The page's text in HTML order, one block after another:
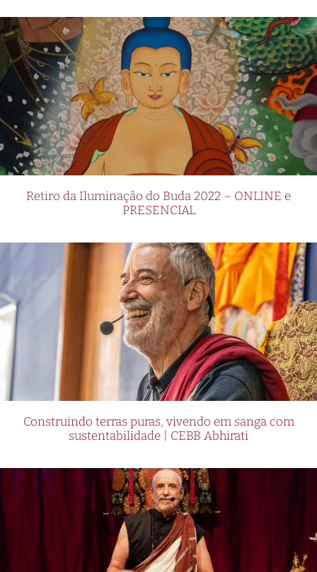
Retiro da Iluminação do Buda 2022 – ONLINE e
PRESENCIAL
Construindo terras puras, vivendo em sanga com
sustentabilidade | CEBB Abhirati